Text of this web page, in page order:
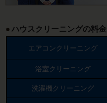
ハウスクリーニングの料金
エアコンクリーニング
浴室クリーニング
洗濯機クリーニング